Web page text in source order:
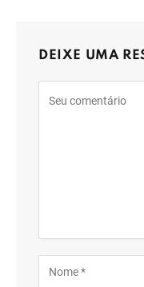
DEIXE UMA